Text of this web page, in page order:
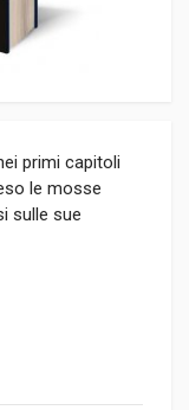
primi capitoli
le mosse
sulle sue